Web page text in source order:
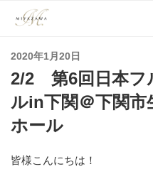
投
稿
日:
2020年1月20日
2/2 第6回日本フ
ルin下関＠下関市
ホール
皆様こんにちは！